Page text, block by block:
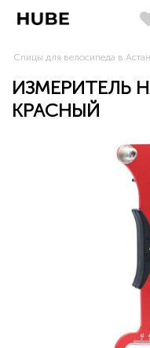
Спицы для велосипеда в
ИЗМЕРИТЕЛЬ
КРАСНЫЙ